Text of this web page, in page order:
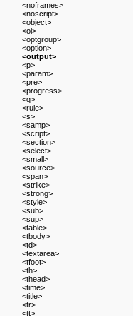
<noframes>
<noscript>
<object>
<ol>
<optgroup>
<option>
<output>
<p>
<param>
<pre>
<progress>
<q>
<rule>
<s>
<samp>
<script>
<section>
<select>
<small>
<source>
<span>
<strike>
<strong>
<style>
<sub>
<sup>
<table>
<tbody>
<td>
<textarea>
<tfoot>
<th>
<thead>
<time>
<title>
<tr>
<tt>